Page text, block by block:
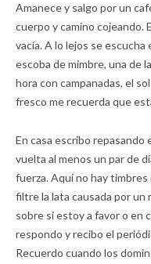
Amanece y salgo por un
cuerpo y camino cojeando.
vacía. A lo lejos se
escoba de mimbre, una de
hora con campanadas, el
fresco me recuerda que
En casa escribo repasando
vuelta al menos un par de
fuerza. Aquí no hay
filtre la lata causada por
sobre si estoy a favor o en
respondo y recibo el
Recuerdo cuando los